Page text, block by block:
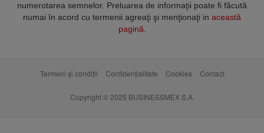
numerotarea semnelor. Preluarea de informaţii poate fi făcută
numai în acord cu termenii agreaţi şi menţionaţi in această
pagină.
Termeni și condiții Confidențialitate Cookies Contact
Copyright © 2025 BUSINESSMEX S.A.